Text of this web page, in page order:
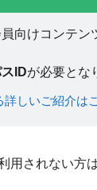
向けコンテン
IDが必要とな
詳しいご紹介は
用されない方